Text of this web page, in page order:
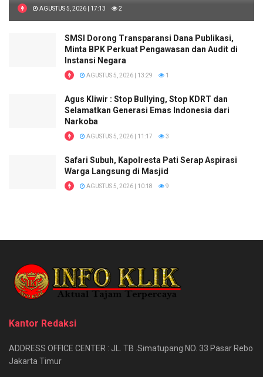
AGUSTUS 5, 2026 | 17:13 2
SMSI Dorong Transparansi Dana Publikasi,
Minta BPK Perkuat Pengawasan dan Audit di
Instansi Negara
AGUSTUS 5, 2026 | 13:29 1
Agus Kliwir : Stop Bullying, Stop KDRT dan
Selamatkan Generasi Emas Indonesia dari
Narkoba
AGUSTUS 5, 2026 | 11:17 3
Safari Subuh, Kapolresta Pati Serap Aspirasi
Warga Langsung di Masjid
AGUSTUS 5, 2026 | 10:18 9
Kantor Redaksi
ADDRESS OFFICE CENTER : JL. TB .Simatupang NO. 33 Pasar Rebo
Jakarta Timur